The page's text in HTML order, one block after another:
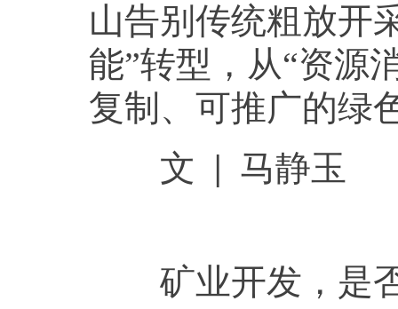
山告别传统粗放开
能”转型，从“资源
复制、可推广的绿
文 | 马静玉
矿业开发，是否